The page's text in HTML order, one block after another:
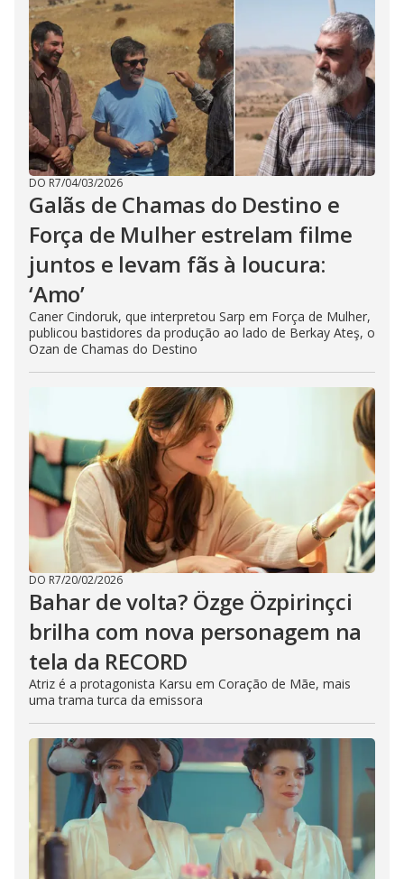
DO R7/04/03/2026
Galãs de Chamas do Destino e
Força de Mulher estrelam filme
juntos e levam fãs à loucura:
‘Amo’
Caner Cindoruk, que interpretou Sarp em Força de Mulher,
publicou bastidores da produção ao lado de Berkay Ateş, o
Ozan de Chamas do Destino
DO R7/20/02/2026
Bahar de volta? Özge Özpirinçci
brilha com nova personagem na
tela da RECORD
Atriz é a protagonista Karsu em Coração de Mãe, mais
uma trama turca da emissora